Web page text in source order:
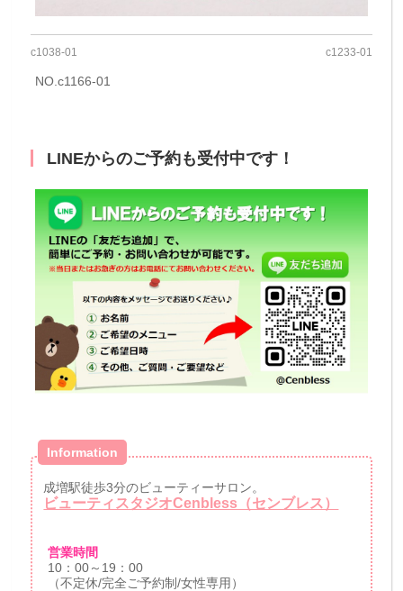
c1038-01 c1233-01
NO.c1166-01
LINEからのご予約も受付中です！
Information
成増駅徒歩3分のビューティーサロン。
ビューティスタジオCenbless（センブレス）
営業時間
10：00～19：00
（不定休/完全ご予約制/女性専用）